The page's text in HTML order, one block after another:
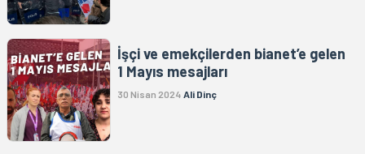
İşçi ve emekçilerden bianet’e gelen
1 Mayıs mesajları
30 Nisan 2024 Ali Dinç